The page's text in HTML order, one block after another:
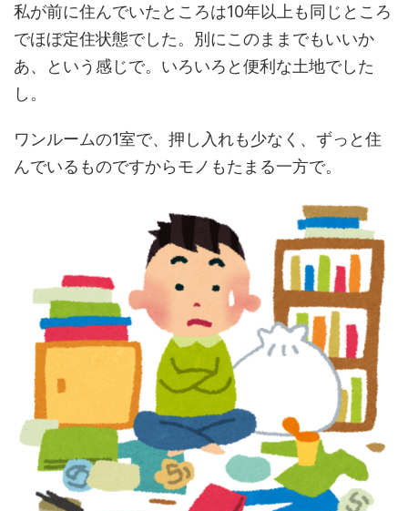
私が前に住んでいたところは10年以上も同じところ
でほぼ定住状態でした。別にこのままでもいいか
あ、という感じで。いろいろと便利な土地でした
し。
ワンルームの1室で、押し入れも少なく、ずっと住
んでいるものですからモノもたまる一方で。